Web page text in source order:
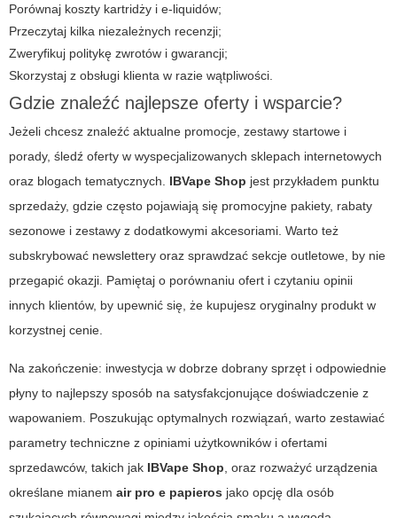
Porównaj koszty kartridży i e-liquidów;
Przeczytaj kilka niezależnych recenzji;
Zweryfikuj politykę zwrotów i gwarancji;
Skorzystaj z obsługi klienta w razie wątpliwości.
Gdzie znaleźć najlepsze oferty i wsparcie?
Jeżeli chcesz znaleźć aktualne promocje, zestawy startowe i
porady, śledź oferty w wyspecjalizowanych sklepach internetowych
oraz blogach tematycznych. IBVape Shop jest przykładem punktu
sprzedaży, gdzie często pojawiają się promocyjne pakiety, rabaty
sezonowe i zestawy z dodatkowymi akcesoriami. Warto też
subskrybować newslettery oraz sprawdzać sekcje outletowe, by nie
przegapić okazji. Pamiętaj o porównaniu ofert i czytaniu opinii
innych klientów, by upewnić się, że kupujesz oryginalny produkt w
korzystnej cenie.
Na zakończenie: inwestycja w dobrze dobrany sprzęt i odpowiednie
płyny to najlepszy sposób na satysfakcjonujące doświadczenie z
wapowaniem. Poszukując optymalnych rozwiązań, warto zestawiać
parametry techniczne z opiniami użytkowników i ofertami
sprzedawców, takich jak IBVape Shop , oraz rozważyć urządzenia
określane mianem air pro e papieros jako opcję dla osób